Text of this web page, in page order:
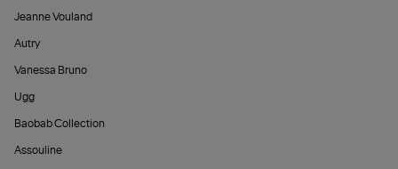
Jeanne Vouland
Autry
Vanessa Bruno
Ugg
Baobab Collection
Assouline